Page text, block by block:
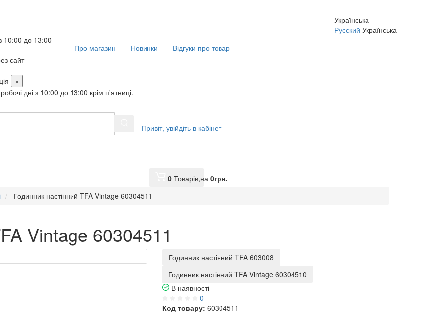
Українська
Русский Українська
10:00 до 13:00
сайт
Про магазин Новинки Відгуки про товар
×
дні з 10:00 до 13:00 крім п'ятниці.
Привіт, увійдіть в кабінет
0 Товарів,на0грн.
Годинник настінний TFA Vintage 60304511
Vintage 60304511
Годинник настінний TFA 603008
Годинник настінний TFA Vintage 60304510
В наявності
0
Код товару: 60304511